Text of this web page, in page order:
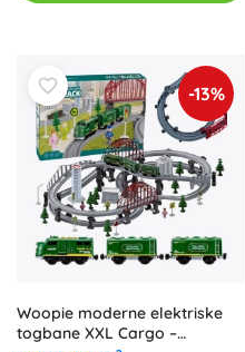
-13%
Woopie moderne elektriske
togbane XXL Cargo –